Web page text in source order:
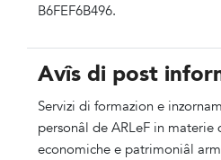
B6FEF6B496.
Avîs di post
Servizi di formazion e
personâl de ARLeF in
economiche e patrimoniâl